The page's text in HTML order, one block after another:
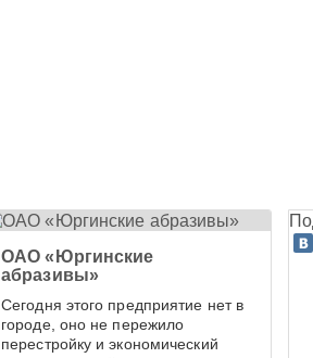
ОАО «Юргинские
абразивы»
Сегодня этого предприятие нет в
городе, оно не пережило
перестройку и экономический